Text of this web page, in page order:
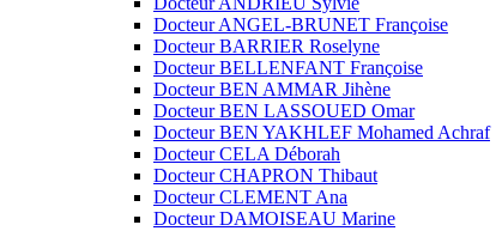
Docteur ANGEL-BRUNET Françoise
Docteur BARRIER Roselyne
Docteur BELLENFANT Françoise
Docteur BEN AMMAR Jihène
Docteur BEN LASSOUED Omar
Docteur BEN YAKHLEF Mohamed Achraf
Docteur CELA Déborah
Docteur CHAPRON Thibaut
Docteur CLEMENT Ana
Docteur DAMOISEAU Marine